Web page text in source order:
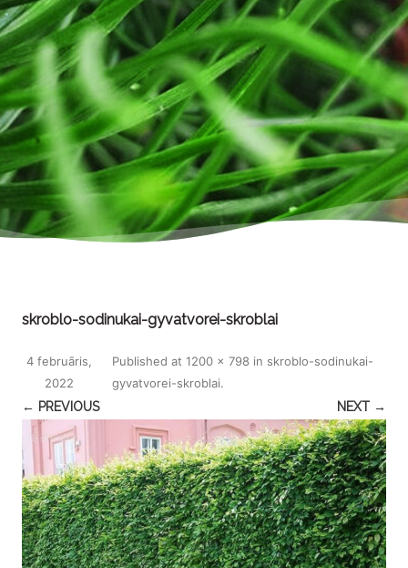
skroblo-sodinukai-gyvatvorei-skroblai
Published
4 februāris,
2022
at 1200 × 798 in skroblo-sodinukai-
gyvatvorei-skroblai.
← PREVIOUS
NEXT →